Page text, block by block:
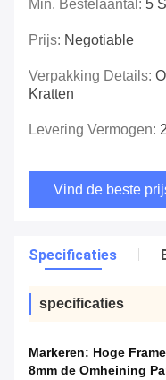
Min. Bestelaantal: 5
Prijs: Negotiable
Verpakking Details:
Kratten
Levering Vermogen:
Vind de beste
Specificaties
specificaties
Markeren: Hoge
8mm de Omheining